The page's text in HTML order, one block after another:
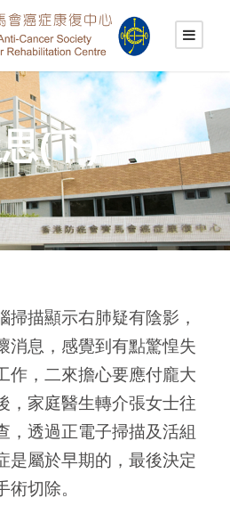
(下)
掃描顯示右肺疑有陰影，
消息，感覺到有點驚惶失
作，二來擔心要應付龐大
，家庭醫生轉介張女士往
，透過正電子掃描及活組
是屬於早期的，最後決定
術切除。